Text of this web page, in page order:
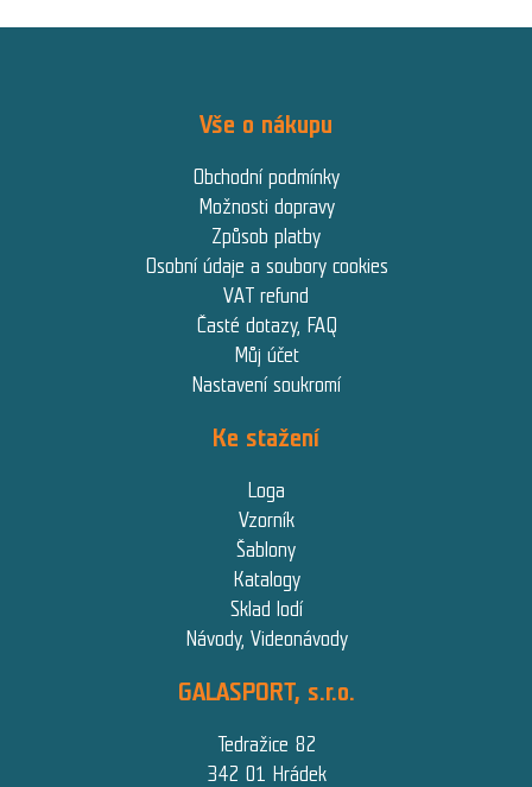
Vše o nákupu
Obchodní podmínky
Možnosti dopravy
Způsob platby
Osobní údaje a soubory cookies
VAT refund
Časté dotazy, FAQ
Můj účet
Nastavení soukromí
Ke stažení
Loga
Vzorník
Šablony
Katalogy
Sklad lodí
Návody, Videonávody
GALASPORT, s.r.o.
Tedražice 82
342 01 Hrádek